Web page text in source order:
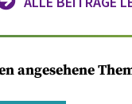
angesehene